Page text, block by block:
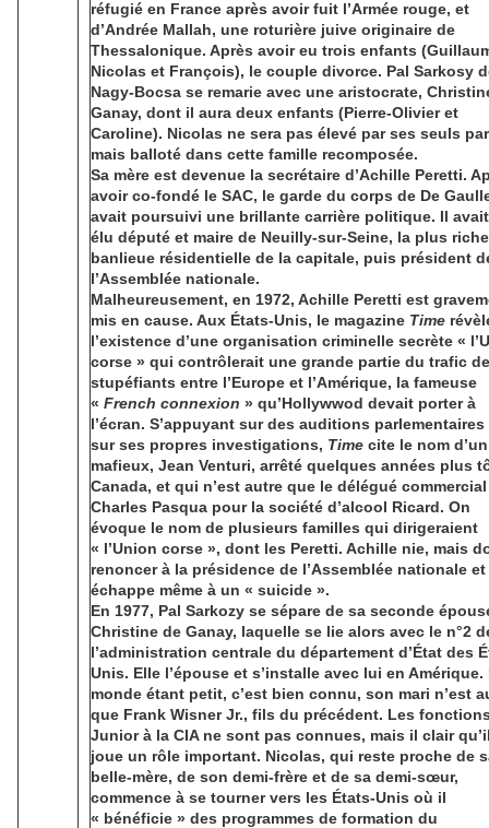
réfugié en France après avoir fuit l’Armée rouge, et
d’Andrée Mallah, une roturière juive originaire de
Thessalonique. Après avoir eu trois enfants
Nicolas et François), le couple divorce. Pal Sarkosy
Nagy-Bocsa se remarie avec une aristocrate,
Ganay, dont il aura deux enfants (Pierre-Olivier et
Caroline). Nicolas ne sera pas élevé par ses seuls
mais balloté dans cette famille recomposée.
Sa mère est devenue la secrétaire d’Achille Peretti.
avoir co-fondé le SAC, le garde du corps de De
avait poursuivi une brillante carrière politique. Il
élu député et maire de Neuilly-sur-Seine, la plus riche
banlieue résidentielle de la capitale, puis président
l’Assemblée nationale.
Malheureusement, en 1972, Achille Peretti est
mis en cause. Aux États-Unis, le magazine Time
l’existence d’une organisation criminelle secrète «
corse » qui contrôlerait une grande partie du trafic de
stupéfiants entre l’Europe et l’Amérique, la fameuse
« French connexion » qu’Hollywwod devait porter à
l’écran. S’appuyant sur des auditions parlementaires
sur ses propres investigations, Time cite le nom
mafieux, Jean Venturi, arrêté quelques années plus
Canada, et qui n’est autre que le délégué
Charles Pasqua pour la société d’alcool Ricard. On
évoque le nom de plusieurs familles qui dirigeraient
« l’Union corse », dont les Peretti. Achille nie, mais
renoncer à la présidence de l’Assemblée nationale et
échappe même à un « suicide ».
En 1977, Pal Sarkozy se sépare de sa seconde
Christine de Ganay, laquelle se lie alors avec le n°2
l’administration centrale du département d’État des
Unis. Elle l’épouse et s’installe avec lui en Amérique.
monde étant petit, c’est bien connu, son mari n’est
que Frank Wisner Jr., fils du précédent. Les
Junior à la CIA ne sont pas connues, mais il clair
joue un rôle important. Nicolas, qui reste proche de
belle-mère, de son demi-frère et de sa demi-sœur,
commence à se tourner vers les États-Unis où il
« bénéficie » des programmes de formation du